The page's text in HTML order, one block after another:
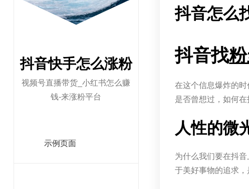
抖音快手怎么涨粉
视频号直播带货_小红书怎么赚
钱-来涨粉平台
示例页面
抖音怎么
抖音找
在这个信息爆炸的
是否曾想过，如何
人性的微
为什么我们要在抖
于美好事物的追求